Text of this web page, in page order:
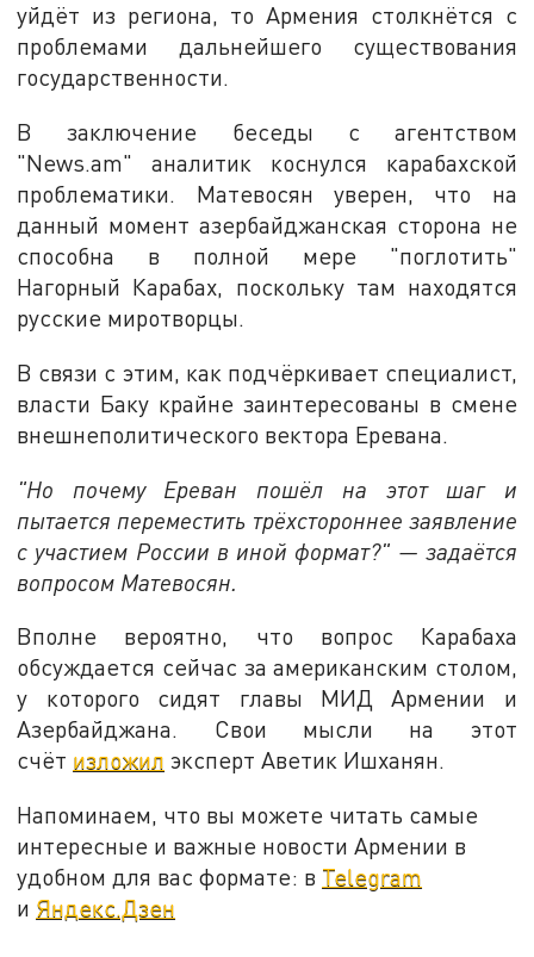
уйдёт из региона, то Армения столкнётся с
проблемами дальнейшего существования
государственности.
В заключение беседы с агентством
"News.am" аналитик коснулся карабахской
проблематики. Матевосян уверен, что на
данный момент азербайджанская сторона не
способна в полной мере "поглотить"
Нагорный Карабах, поскольку там находятся
русские миротворцы.
В связи с этим, как подчёркивает специалист,
власти Баку крайне заинтересованы в смене
внешнеполитического вектора Еревана.
"Но почему Ереван пошёл на этот шаг и
пытается переместить трёхстороннее заявление
с участием России в иной формат?" — задаётся
вопросом Матевосян.
Вполне вероятно, что вопрос Карабаха
обсуждается сейчас за американским столом,
у которого сидят главы МИД Армении и
Азербайджана. Свои мысли на этот
счёт изложил эксперт Аветик Ишханян.
Напоминаем, что вы можете читать самые
интересные и важные новости Армении в
удобном для вас формате: в Telegram
и Яндекс.Дзен